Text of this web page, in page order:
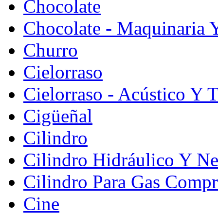
Chocolate
Chocolate - Maquinaria
Churro
Cielorraso
Cielorraso - Acústico Y
Cigüeñal
Cilindro
Cilindro Hidráulico Y
Cilindro Para Gas
Cine